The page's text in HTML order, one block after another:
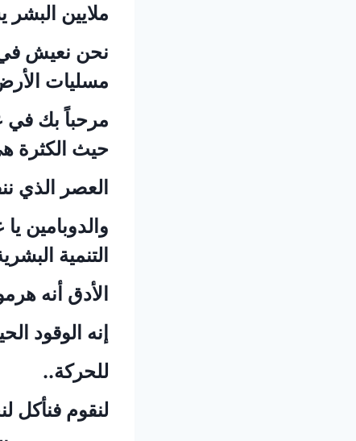
ملايين البشر
نحن نعيش في
مسليات
مرحباً بك في
حيث الكثرة
العصر الذي
والدوبامين
التنمية
الأدق أنه
إنه الوقود
للحركة..
لنقوم فنأكل